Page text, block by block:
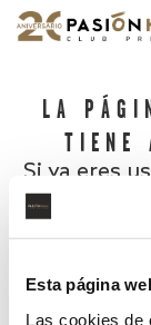
Esta página
Las cookies de
LA
Si ya eres